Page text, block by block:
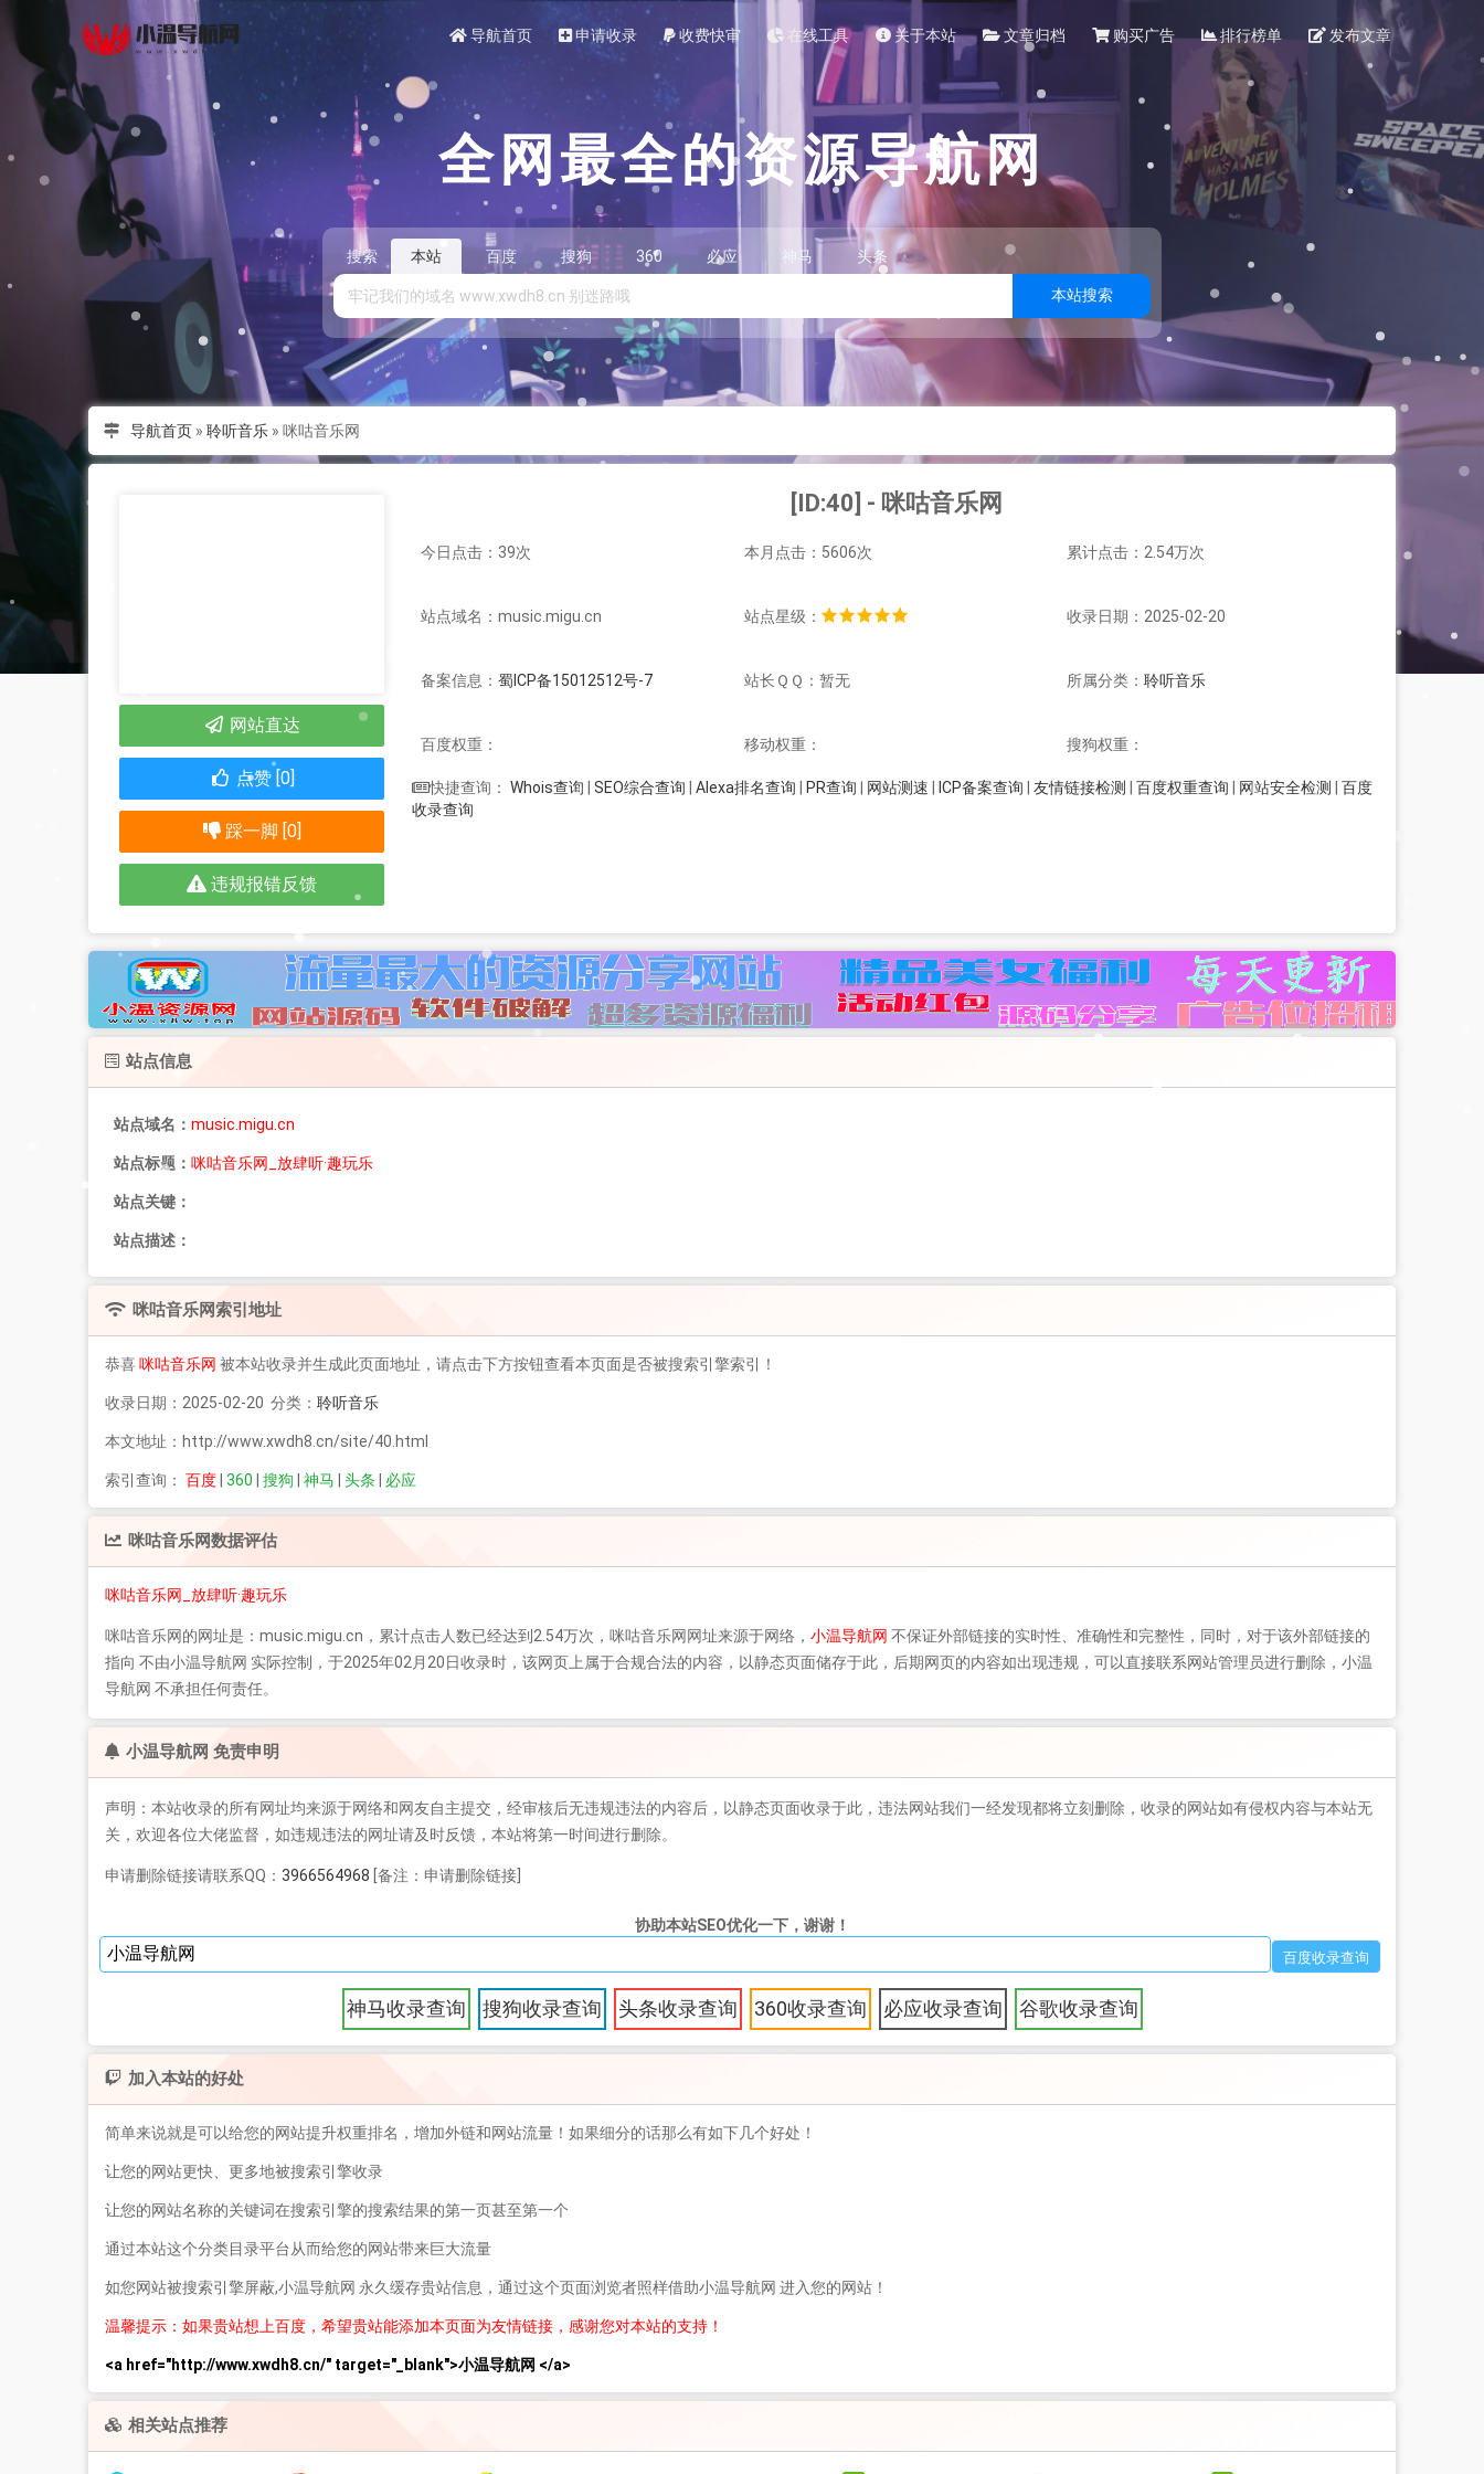
导航首页 申请收录 收费快审 在线工具 关于本站 文章归档 购买广告 排行榜单 发布文章
全网最全的资源导航网
搜索 本站 百度 搜狗 360 必应 神马 头条
本站搜索
导航首页» 聆听音乐» 咪咕音乐网
[ID:40] - 咪咕音乐网
今日点击：39次 本月点击：5606次 累计点击：2.54万次
站点域名：music.migu.cn 站点星级： 收录日期：2025-02-20
备案信息： 蜀ICP备15012512号-7 站长ＱＱ：暂无 所属分类：聆听音乐
百度权重： 移动权重： 搜狗权重：
快捷查询： Whois查询 SEO综合查询 Alexa排名查询 PR查询 | 网站测速 ICP备案查询 友情链接检测 百度权重查询 网站安全检测
百度
收录查询
网站直达
点赞 [0]
踩一脚 [0]
违规报错反馈
站点信息
站点域名： music.migu.cn
站点标题： 咪咕音乐网_放肆听·趣玩乐
站点关键：
站点描述：
咪咕音乐网索引地址
恭喜咪咕音乐网 被本站收录并生成此页面地址，请点击下方按钮查看本页面是否被搜索引擎索引！
收录日期：2025-02-20 分类： 聆听音乐
本文地址：http://www.xwdh8.cn/site/40.html
索引查询： 百度 360 搜狗 神马 头条 必应
咪咕音乐网数据评估
咪咕音乐网_放肆听·趣玩乐
咪咕音乐网的网址是：music.migu.cn，累计点击人数已经达到2.54万次， 咪咕音乐网 网址来源于网络， 小温导航网 不保证外部链接的实时性、准确性和完整性，同时，对于该外部链接的
指向 不由小温导航网 实际控制，于2025年02月20日收录时，该网页上属于合规合法的内容，以静态页面储存于此，后期网页的内容如出现违规，可以直接联系网站管理员进行删除，小温
导航网 不承担任何责任。
小温导航网 免责申明
声明：本站收录的所有网址均来源于网络和网友自主提交，经审核后无违规违法的内容后，以静态页面收录于此，违法网站我们一经发现都将立刻删除，收录的网站如有侵权内容与本站无
关，欢迎各位大佬监督，如违规违法的网址请及时反馈，本站将第一时间进行删除。
申请删除链接请联系QQ： 3966564968 [备注：申请删除链接]
协助本站SEO优化一下，谢谢！
神马收录查询 搜狗收录查询 头条收录查询 360收录查询 必应收录查询 谷歌收录查询
加入本站的好处
简单来说就是可以给您的网站提升权重排名，增加外链和网站流量！如果细分的话那么有如下几个好处！
让您的网站更快、更多地被搜索引擎收录
让您的网站名称的关键词在搜索引擎的搜索结果的第一页甚至第一个
通过本站这个分类目录平台从而给您的网站带来巨大流量
如您网站被搜索引擎屏蔽,小温导航网 永久缓存贵站信息，通过这个页面浏览者照样借助小温导航网 进入您的网站！
温馨提示：如果贵站想上百度，希望贵站能添加本页面为友情链接，感谢您对本站的支持！
<a href="http://www.xwdh8.cn/" target="_blank">小温导航网 </a>
相关站点推荐